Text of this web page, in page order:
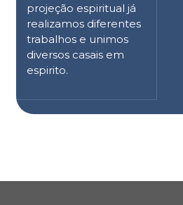
projeção espiritual já
realizamos diferentes
trabalhos e unimos
diversos casais em
espirito.